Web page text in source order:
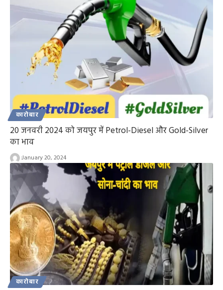
कारोबार
20 जनवरी 2024 को जयपुर में Petrol-Diesel और Gold-Silver
का भाव
January 20, 2024
कारोबार